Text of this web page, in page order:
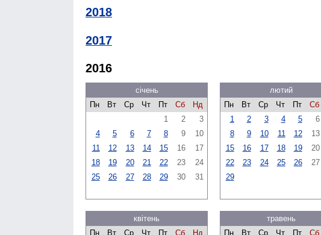
2018
2017
2016
січень
Пн
Вт Ср Чт Пт Сб
Нд
1
2
3
4
5 6 7 8 9
10
11
12 13 14 15 16
17
18
19 20 21 22 23
24
25
26 27 28 29 30 31
лютий
Пн
Вт Ср Чт Пт Сб
1
2 3 4 5 6
8
9 10 11 12 13
15
16 17 18 19 20
22
23 24 25 26 27
29
квітень
Пн
Вт Ср Чт Пт Сб
Нд
травень
Пн
Вт Ср Чт Пт Сб